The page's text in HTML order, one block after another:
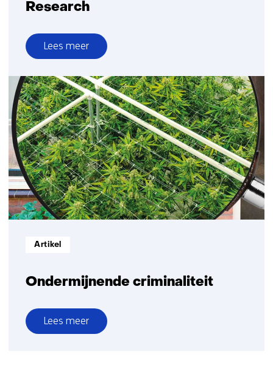
Research
Lees meer
over
Automated
Vulnerability
Research
Ondermijnende criminaliteit
Informatietype:
Artikel
Lees meer
over